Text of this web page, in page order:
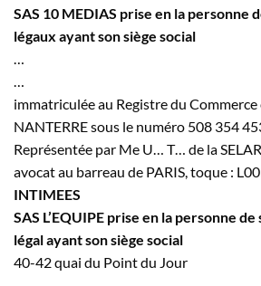
SAS 10 MEDIAS prise en la personne
légaux ayant son siège social
…
…
immatriculée au Registre du Commerce
NANTERRE sous le numéro 508 354
Représentée par Me U… T… de la
avocat au barreau de PARIS, toque :
INTIMEES
SAS L’EQUIPE prise en la personne
légal ayant son siège social
40-42 quai du Point du Jour